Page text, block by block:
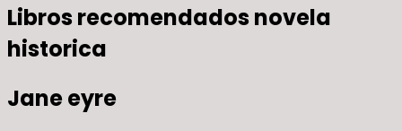
Libros recomendados novela
historica
Jane eyre